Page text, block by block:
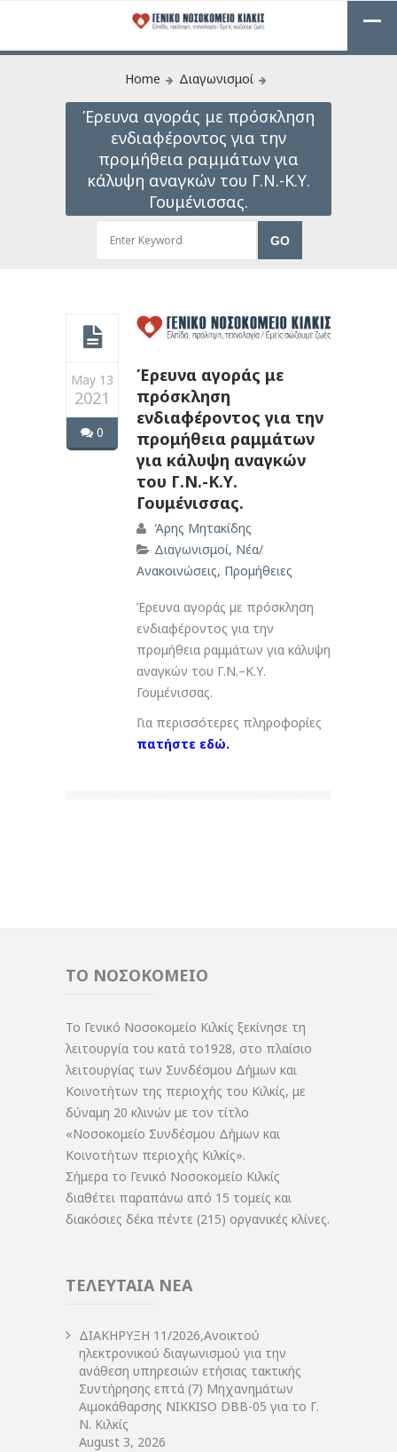
Home Διαγωνισμοί
Έρευνα αγοράς με πρόσκληση
ενδιαφέροντος για την
προμήθεια ραμμάτων για
κάλυψη αναγκών του Γ.Ν.-Κ.Υ.
Γουμένισσας.
May 13
2021
0
Έρευνα αγοράς με
πρόσκληση
ενδιαφέροντος για την
προμήθεια ραμμάτων
για κάλυψη αναγκών
του Γ.Ν.-Κ.Υ.
Γουμένισσας.
Άρης Μητακίδης
Διαγωνισμοί, Νέα/
Ανακοινώσεις, Προμήθειες
Έρευνα αγοράς με πρόσκληση
ενδιαφέροντος για την
προμήθεια ραμμάτων για κάλυψη
αναγκών του Γ.Ν.–Κ.Υ.
Γουμένισσας.
Για περισσότερες πληροφορίες
πατήστε εδώ.
ΤΟ ΝΟΣΟΚΟΜΕΙΟ
Το Γενικό Νοσοκομείο Κιλκίς ξεκίνησε τη
λειτουργία του κατά το1928, στο πλαίσιο
λειτουργίας των Συνδέσμου Δήμων και
Κοινοτήτων της περιοχής του Κιλκίς, με
δύναμη 20 κλινών με τον τίτλο
«Νοσοκομείο Συνδέσμου Δήμων και
Κοινοτήτων περιοχής Κιλκίς».
Σήμερα το Γενικό Νοσοκομείο Κιλκίς
διαθέτει παραπάνω από 15 τομείς και
διακόσιες δέκα πέντε (215) οργανικές κλίνες.
ΤΕΛΕΥΤΑΙΑ ΝΕΑ
ΔIΑΚΗΡΥΞΗ 11/2026,Ανοικτού
ηλεκτρονικού διαγωνισμού για την
ανάθεση υπηρεσιών ετήσιας τακτικής
Συντήρησης επτά (7) Μηχανημάτων
Αιμοκάθαρσης NIKKISO DBB-05 για το Γ.
Ν. Κιλκίς
August 3, 2026